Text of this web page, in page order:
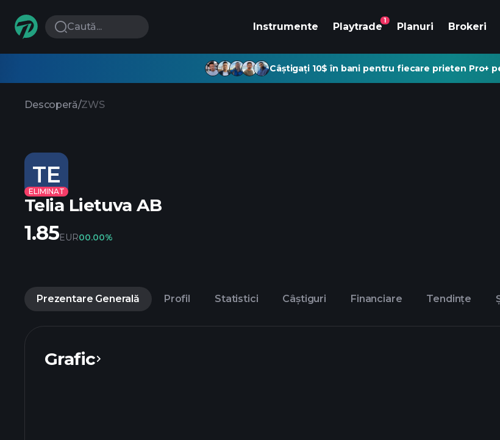
Caută... Instrumente Playtrade
1
Planuri Brokeri
Câștigați 10$ în bani pentru fiecare prieten Pro+
Descoperă/ZWS
TE
ELIMINAT
Telia Lietuva AB
1.85EUR00.00%
Prezentare Generală Profil Statistici Câștiguri Financiare Tendințe
Grafic